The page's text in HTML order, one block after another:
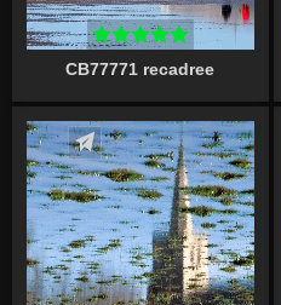
CB77771 recadree
Écrire un commentaire